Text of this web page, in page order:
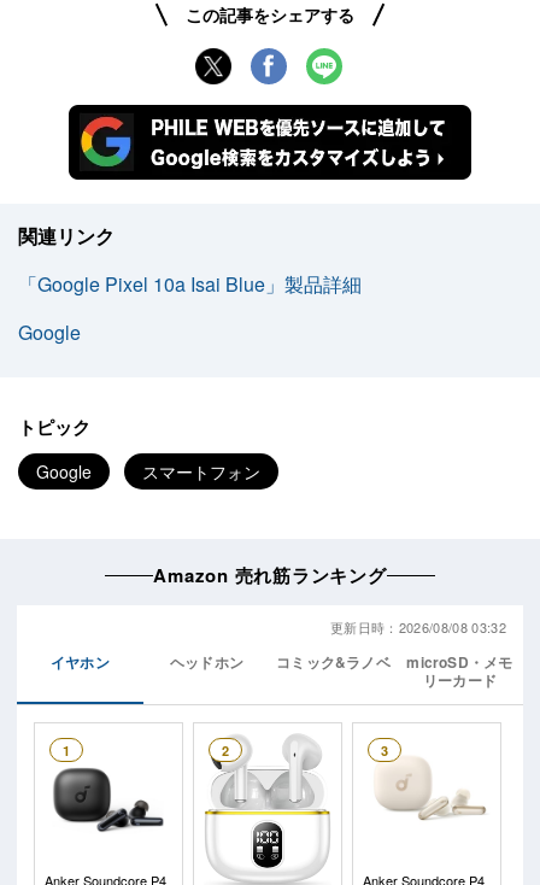
この記事をシェアする
関連リンク
「Google Pixel 10a Isai Blue」製品詳細
Google
トピック
Google スマートフォン